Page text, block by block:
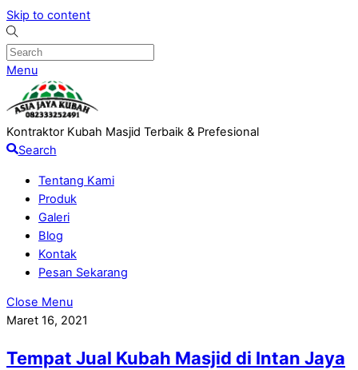
Skip to content
Menu
Kontraktor Kubah Masjid Terbaik & Prefesional
Search
Tentang Kami
Produk
Galeri
Blog
Kontak
Pesan Sekarang
Close Menu
Maret 16, 2021
Tempat Jual Kubah Masjid di Intan Jaya